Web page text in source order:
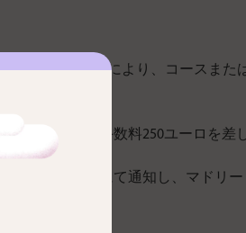
ていない事情により、コースまた
合は、事務手数料250ユーロを差
ンセルを書面にて通知し、マドリ
ならない。